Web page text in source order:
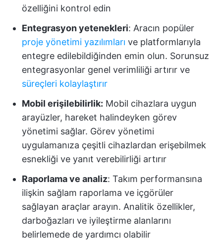
özelliğini kontrol edin
Entegrasyon yetenekleri: Aracın popüler
proje yönetimi yazılımları ve platformlarıyla
entegre edilebildiğinden emin olun. Sorunsuz
entegrasyonlar genel verimliliği artırır ve
süreçleri kolaylaştırır
Mobil erişilebilirlik: Mobil cihazlara uygun
arayüzler, hareket halindeyken görev
yönetimi sağlar. Görev yönetimi
uygulamanıza çeşitli cihazlardan erişebilmek
esnekliği ve yanıt verebilirliği artırır
Raporlama ve analiz: Takım performansına
ilişkin sağlam raporlama ve içgörüler
sağlayan araçlar arayın. Analitik özellikler,
darboğazları ve iyileştirme alanlarını
belirlemede de yardımcı olabilir